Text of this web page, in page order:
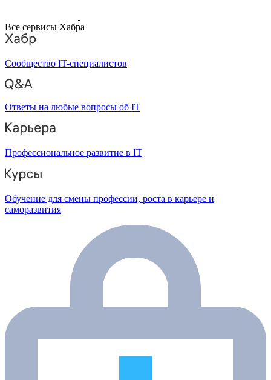
Все сервисы Хабра
Сообщество IT-специалистов
Ответы на любые вопросы об IT
Профессиональное развитие в IT
Обучение для смены профессии, роста в карьере и
саморазвития